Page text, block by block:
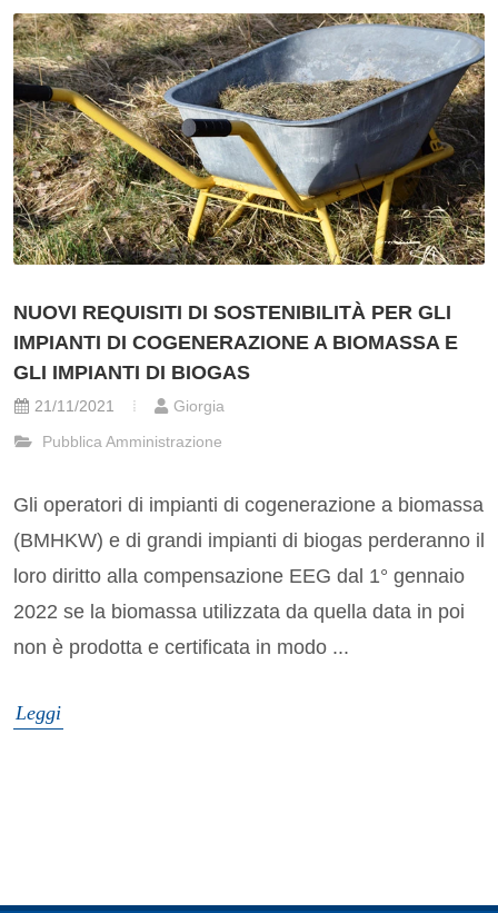
NUOVI REQUISITI DI SOSTENIBILITÀ PER GLI
IMPIANTI DI COGENERAZIONE A BIOMASSA E
GLI IMPIANTI DI BIOGAS
21/11/2021
Giorgia
Pubblica Amministrazione
Gli operatori di impianti di cogenerazione a biomassa
(BMHKW) e di grandi impianti di biogas perderanno il
loro diritto alla compensazione EEG dal 1° gennaio
2022 se la biomassa utilizzata da quella data in poi
non è prodotta e certificata in modo ...
Leggi